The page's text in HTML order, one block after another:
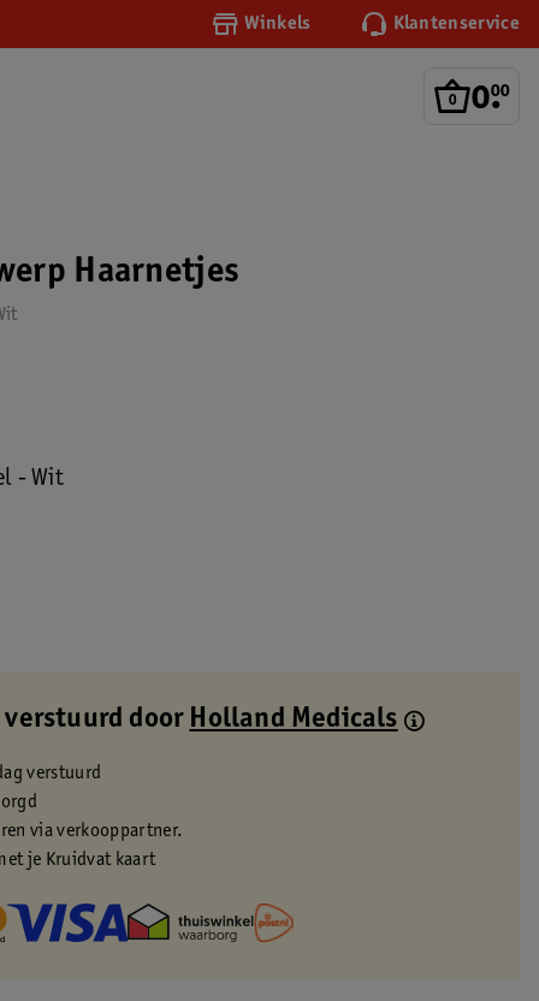
Winkels Klantenservice
0.
00
Haarnetjes
- Wit
verstuurd door Holland Medicals
verstuurd
via verkooppartner.
je Kruidvat kaart